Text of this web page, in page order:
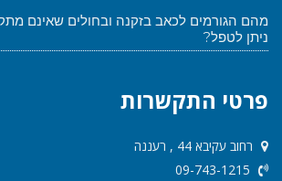
מהם הגורמים לכאב בזקנה ובחולים שאינם
ניתן לטפל?
פרטי התקשרות
רחוב עקיבא 44 , רעננה
09-743-1215